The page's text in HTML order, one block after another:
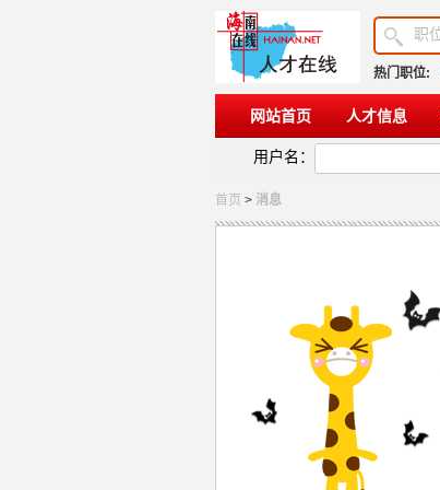
热门职位:
网站首页 人才信息
用户名：
首页 > 消息